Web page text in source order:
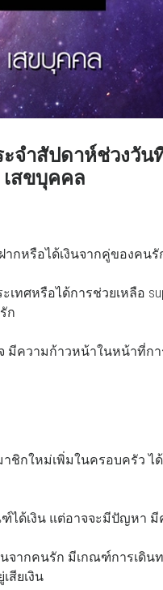
จำสัปดาห์ช่วงวัน
สขบุคคล
กหรือได้เงินจากคู่ของคนรั
ศหรือได้การช่วยเหลือ
ก
มีความก้าวหน้าในหน้าที่ก
กใหม่เพิ่มในครอบครัว ได้
ด้เงิน แต่อาจจะมีปัญหา มี
ากคนรัก มีเกณฑ์การเดินท
สียเงิน